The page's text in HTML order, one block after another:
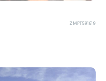
ZMPT591619